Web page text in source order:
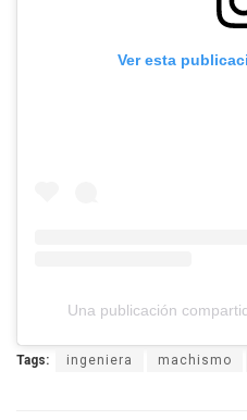
Ver esta
Una publicación
Tags: ingeniera machismo